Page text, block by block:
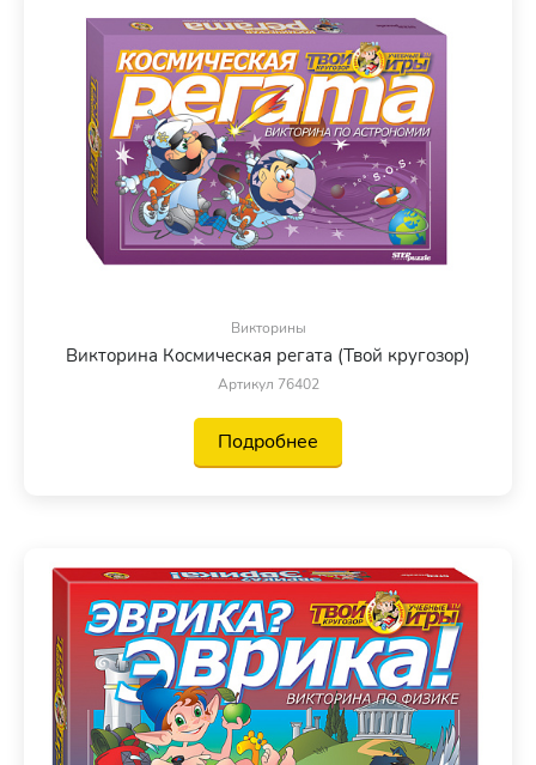
Викторины
Викторина Космическая регата (Твой кругозор)
Артикул 76402
Подробнее